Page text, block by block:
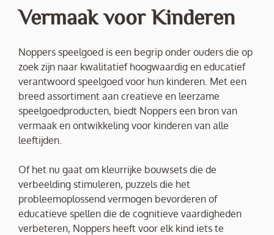
Vermaak voor Kinderen
Noppers speelgoed is een begrip onder ouders die op
zoek zijn naar kwalitatief hoogwaardig en educatief
verantwoord speelgoed voor hun kinderen. Met een
breed assortiment aan creatieve en leerzame
speelgoedproducten, biedt Noppers een bron van
vermaak en ontwikkeling voor kinderen van alle
leeftijden.
Of het nu gaat om kleurrijke bouwsets die de
verbeelding stimuleren, puzzels die het
probleemoplossend vermogen bevorderen of
educatieve spellen die de cognitieve vaardigheden
verbeteren, Noppers heeft voor elk kind iets te